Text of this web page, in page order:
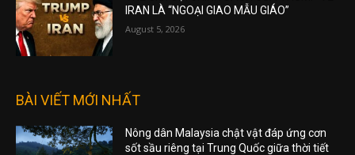
IRAN LÀ “NGOẠI GIAO MẪU GIÁO”
August 5, 2026
BÀI VIẾT MỚI NHẤT
Nông dân Malaysia chật vật đáp ứng cơn
sốt sầu riêng tại Trung Quốc giữa thời tiết